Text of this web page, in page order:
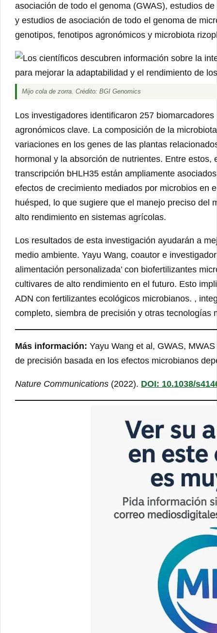
asociación de todo el genoma (GWAS), estudios
y estudios de asociación de todo el genoma de
genotipos, fenotipos agronómicos y microbiota
Mijo cola de zorra. Crédito: BGI Genomics
Los investigadores identificaron 257
agronómicos clave. La composición de la
variaciones en los genes de las plantas
hormonal y la absorción de nutrientes. Entre
transcripción bHLH35 están ampliamente
efectos de crecimiento mediados por microbios en
huésped, lo que sugiere que el manejo preciso del
alto rendimiento en sistemas agrícolas.
Los resultados de esta investigación ayudarán a
medio ambiente. Yayu Wang, coautor e
alimentación personalizada’ con biofertilizantes
cultivares de alto rendimiento en el futuro. Esto
ADN con fertilizantes ecológicos microbianos. ,
completo, siembra de precisión y otras tecnologías
Más información: Yayu Wang et al, GWAS,
de precisión basada en los efectos microbianos
Nature Communications (2022). DOI: 10.1038/